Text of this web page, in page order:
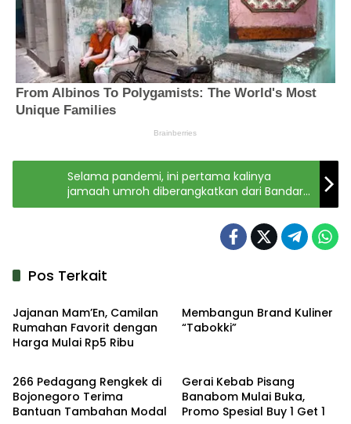
Selama pandemi, ini pertama kalinya
jamaah umroh diberangkatkan dari Bandara
Juanda
Pos Terkait
Etalase
Jajanan Mam’En, Camilan
Rumahan Favorit dengan
Harga Mulai Rp5 Ribu
Membangun Brand Kuliner
“Tabokki”
Headline
266 Pedagang Rengkek di
Bojonegoro Terima
Bantuan Tambahan Modal
Gerai Kebab Pisang
Banabom Mulai Buka,
Promo Spesial Buy 1 Get 1
Headline Headline